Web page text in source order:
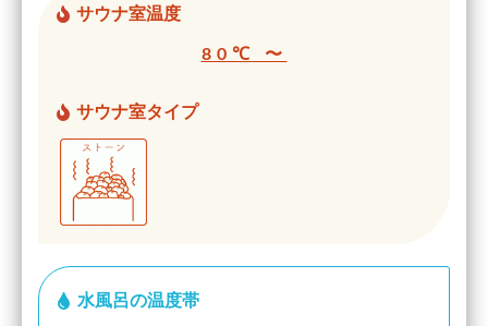
サウナ室温度
80℃ 〜
サウナ室タイプ
水風呂の温度帯